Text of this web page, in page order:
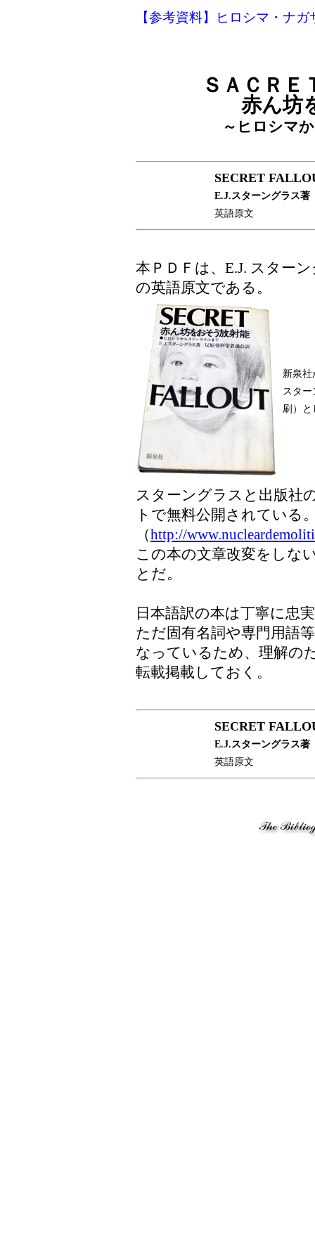
【参考資料】ヒロシマ・ナ
ＳＡＣＲ
赤ん坊
～ヒロシマ
SECRET
E.J.スターングラス著
英語原文
本ＰＤＦは、E.J. スター
の英語原文である。
新泉社
スター
刷）と
スターングラスと出版社
トで無料公開されている
（http://
この本の文章改変をしな
とだ。
日本語訳の本は丁寧に忠
ただ固有名詞や専門用語
なっているため、理解の
転載掲載しておく。
SECRET
E.J.スターングラス著
英語原文